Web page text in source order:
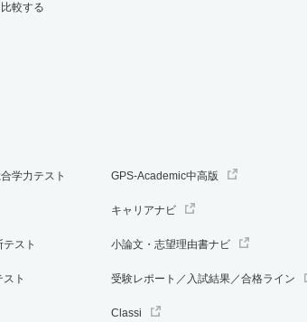
較する
学力テスト
スト
ト
GPS-Academic中高版
キャリアナビ
小論文・志望理由書ナビ
受験レポート／入試結果／合格ライン
Classi